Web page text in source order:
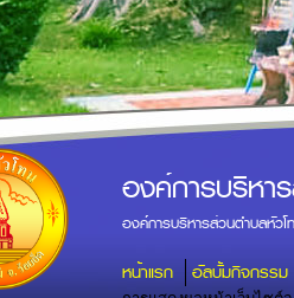
องค์การบริหา
องค์การบริหารส่วนตำบลหัว
หน้าแรก อัลบั้มกิจกรรม